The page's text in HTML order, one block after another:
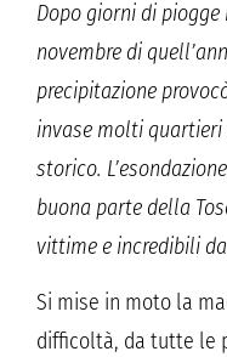
Dopo giorni di
novembre di
precipitazione
invase molti
storico.
buona parte della
vittime e incredibili
Si mise in moto la
difficoltà, da tutte le